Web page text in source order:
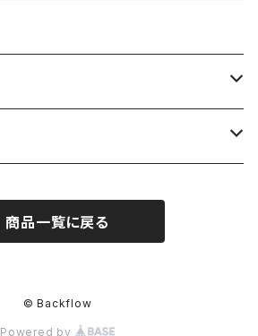
商品一覧に戻る
© Backflow
Powered by